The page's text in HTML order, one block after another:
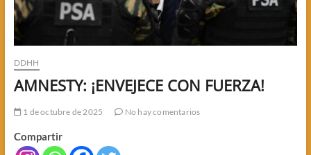
DDHH
AMNESTY: ¡ENVEJECE CON FUERZA!
1 de octubre de 2025 No hay comentarios
Compartir